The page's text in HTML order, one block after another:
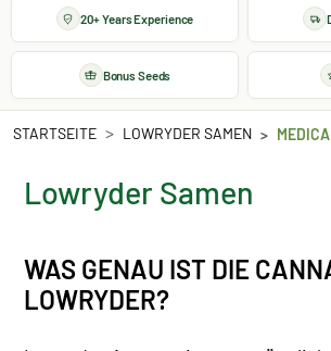
20+ Years Experience
Bonus Seeds
STARTSEITE LOWRYDER SAMEN
Lowryder Samen
WAS GENAU IST DIE
LOWRYDER?